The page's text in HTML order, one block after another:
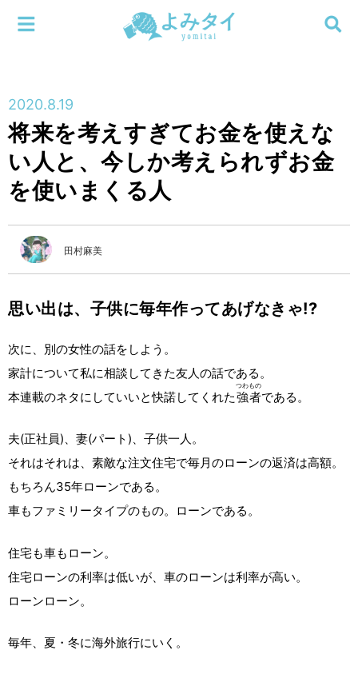
連載
新刊
編集部
検索する
メニューを閉じる
2020.8.19
将来を考えすぎてお金を使えな
い人と、今しか考えられずお金
を使いまくる人
田村麻美
思い出は、子供に毎年作ってあげなきゃ!?
次に、別の女性の話をしよう。
家計について私に相談してきた友人の話である。
本連載のネタにしていいと快諾してくれた強者
つわもの
である。
夫(正社員)、妻(パート)、子供一人。
それはそれは、素敵な注文住宅で毎月のローンの返済は高額。
もちろん35年ローンである。
車もファミリータイプのもの。ローンである。
住宅も車もローン。
住宅ローンの利率は低いが、車のローンは利率が高い。
ローンローン。
毎年、夏・冬に海外旅行にいく。